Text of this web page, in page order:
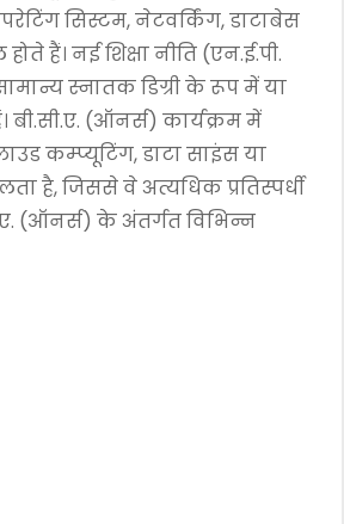
सिस्टम, नेटवर्किंग, डाटाबेस
हैं। नई शिक्षा नीति (एन.ई.पी.
स्नातक डिग्री के रूप में या
बी.सी.ए. (ऑनर्स) कार्यक्रम में
कम्प्यूटिंग, डाटा साइंस या
है, जिससे वे अत्यधिक प्रतिस्पर्धी
(ऑनर्स) के अंतर्गत विभिन्न